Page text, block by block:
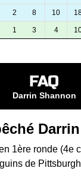
2 8 10
1 3 4
FAQ
Darrin Shannon
1ère ronde (4e
de